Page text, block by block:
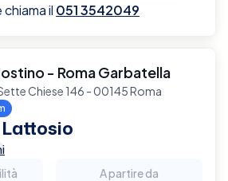
il 051 3542049
- Roma Garbatella
Chiese 146 - 00145 Roma
A partire da